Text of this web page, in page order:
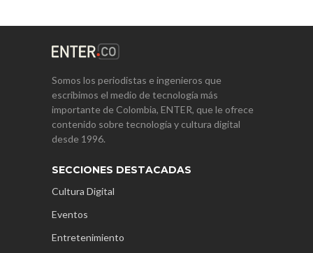
Somos los periodistas e ingenieros que
escribimos el medio de tecnología más
importante de Colombia, ENTER, que le ofrece
contenido sobre tecnología y cultura digital
desde 1996.
SECCIONES DESTACADAS
Cultura Digital
Eventos
Entretenimiento